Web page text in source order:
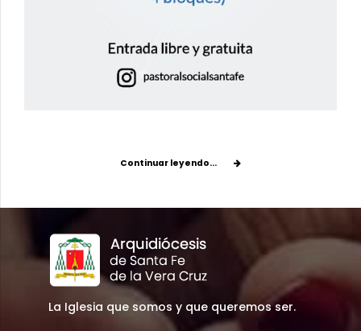
Continuar leyendo...
La Iglesia que somos y que queremos ser.